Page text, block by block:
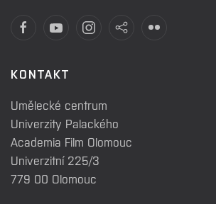
KONTAKT
Umělecké centrum
Univerzity Palackého
Academia Film Olomouc
Univerzitní 225/3
779 00 Olomouc